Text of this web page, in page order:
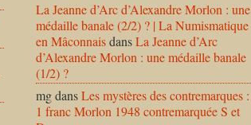
La Jeanne d’Arc d’Alexandre Morlon : une
médaille banale (2/2) ? | La Numismatique
en MâconnaisdansLa Jeanne d’Arc
d’Alexandre Morlon : une médaille banale
(1/2) ?
mgdansLes mystères des contremarques :
1 franc Morlon 1948 contremarquée S et